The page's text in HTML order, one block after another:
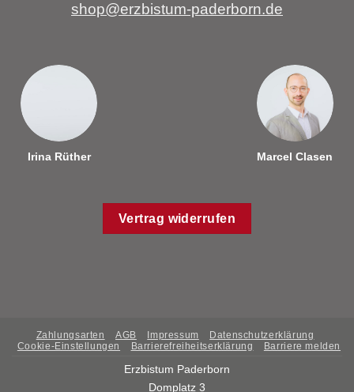
shop@erzbistum-paderborn.de
Irina Rüther Marcel Clasen
Vertrag widerrufen
Zahlungsarten AGB Impressum
Datenschutzerklärung
Cookie-Einstellungen
Barrierefreiheitserklärung Barriere melden
Erzbistum Paderborn
Domplatz 3